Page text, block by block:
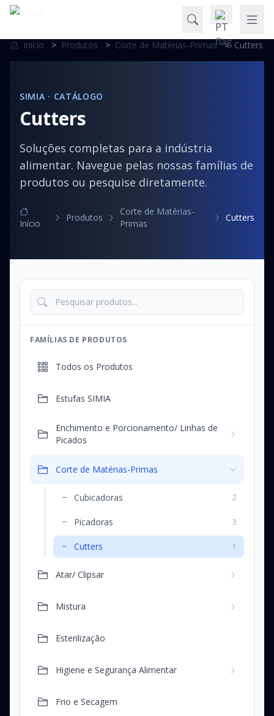
Início > Produtos > Corte de Matérias-Primas > Cutters
SIMIA · CATÁLOGO
Cutters
Soluções completas para a indústria
alimentar. Navegue pelas nossas famílias de
produtos ou pesquise diretamente.
Início
Produtos
Corte de Matérias-
Primas
Cutters
FAMÍLIAS DE PRODUTOS
Todos os Produtos
Estufas SIMIA
Enchimento e Porcionamento/ Linhas de
Picados
Corte de Matérias-Primas
Cubicadoras 2
Picadoras 3
Cutters 1
Atar/ Clipsar
Mistura
Esterilização
Higiene e Segurança Alimentar
Frio e Secagem